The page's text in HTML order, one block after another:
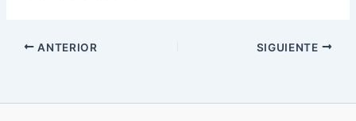
ANTERIOR SIGUIENTE